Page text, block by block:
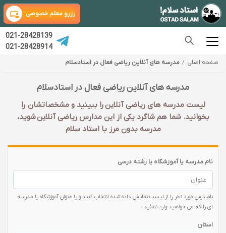
رزرو معلم خصوصی
021-28428139
021-28428914
صفحه اصلی مدرسه های آنلاین ریاضی فعال در استادسلام
مدرسه های آنلاین ریاضی فعال در استادسلام
لیست مدرسه های ریاضی آنلاین را ببینید و مشخصاتشان را
بخوانید. شما هم شاگرد یکی از این مدارس ریاضی آنلاین شوید،
مدرسه بدون مرز با استاد سلام
نام مدرسه یا آموزشگاه یا رشته درسی
نام درس مورد نظر را از لیست نمایش داده شده انتخاب کنید و یا عنوان آموزشگاه یا مدرسه
ای را که می خواهید وارد نمائید.
استان